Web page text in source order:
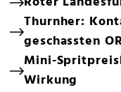
Thurnher:
geschassten
Mini-
Wirkung